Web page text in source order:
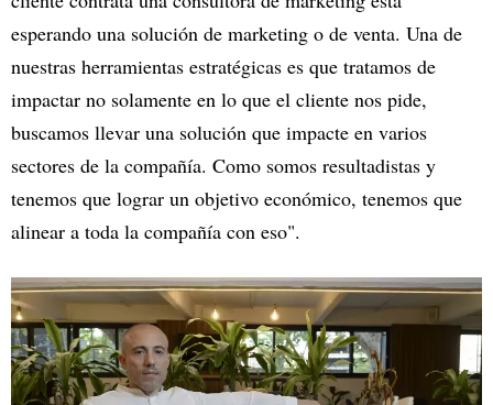
esperando una solución de marketing o de venta. Una de
nuestras herramientas estratégicas es que tratamos de
impactar no solamente en lo que el cliente nos pide,
buscamos llevar una solución que impacte en varios
sectores de la compañía. Como somos resultadistas y
tenemos que lograr un objetivo económico, tenemos que
alinear a toda la compañía con eso".